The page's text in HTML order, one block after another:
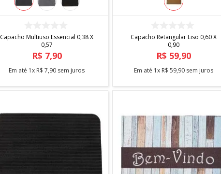
Capacho Multiuso Essencial 0,38 X
0,57
R$ 7,90
Em até 1x R$ 7,90 sem juros
Capacho Retangular Liso 0,60 X
0,90
R$ 59,90
Em até 1x R$ 59,90sem juros